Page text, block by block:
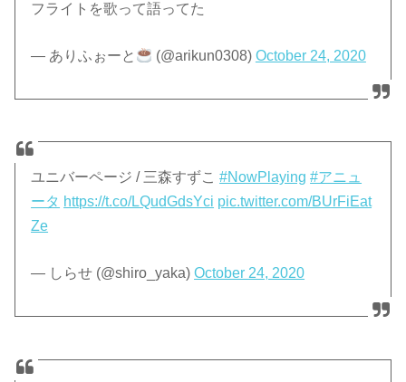
フライトを歌って語ってた
— ありふぉーと (@arikun0308) October 24, 2020
ユニバーページ / 三森すずこ#NowPlaying #アニュ
ータ https://t.co/LQudGdsYci pic.twitter.com/BUrFiEat
Ze
— しらせ (@shiro_yaka)October 24, 2020